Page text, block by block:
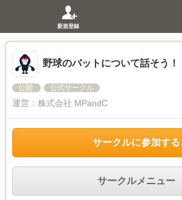
新規登録
野球のバットについて話そう！
公開 公式サークル
運営： 株式会社 MPandC
サークルに参加する
サークルメニュー